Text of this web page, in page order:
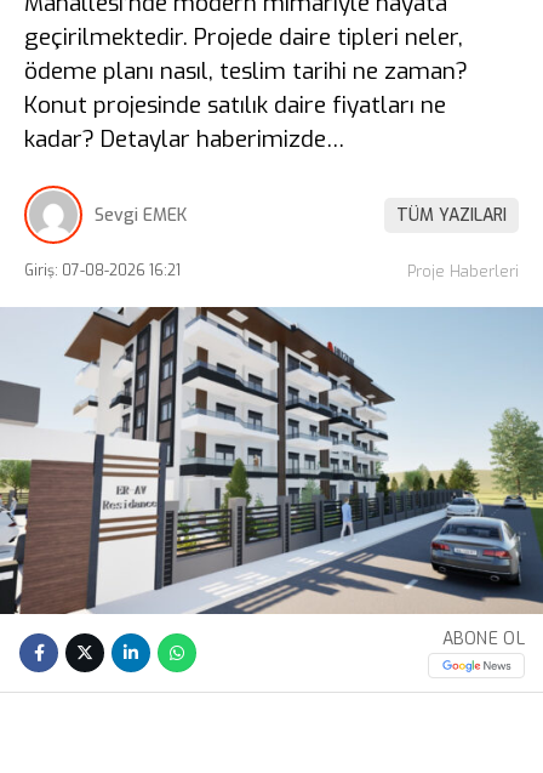
geçirilmektedir. Projede daire tipleri neler,
ödeme planı nasıl, teslim tarihi ne zaman?
Konut projesinde satılık daire fiyatları ne
kadar? Detaylar haberimizde…
Sevgi EMEK TÜM YAZILARI
Giriş: 07-08-2026 16:21 Proje Haberleri
ABONE OL